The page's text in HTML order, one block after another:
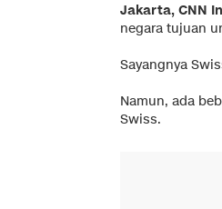
Jakarta, CNN
negara tujuan
Sayangnya
Namun, ada
Swiss.